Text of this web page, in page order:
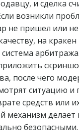
и сделка
возникли
не пришел или не
на
после чего
ситуацию и
средств или
механизм делает
безопасными.